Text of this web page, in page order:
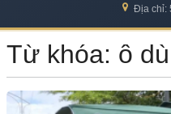
Địa chỉ:
Từ khóa: ô